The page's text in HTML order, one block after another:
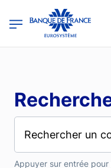
Appuyer sur entrée